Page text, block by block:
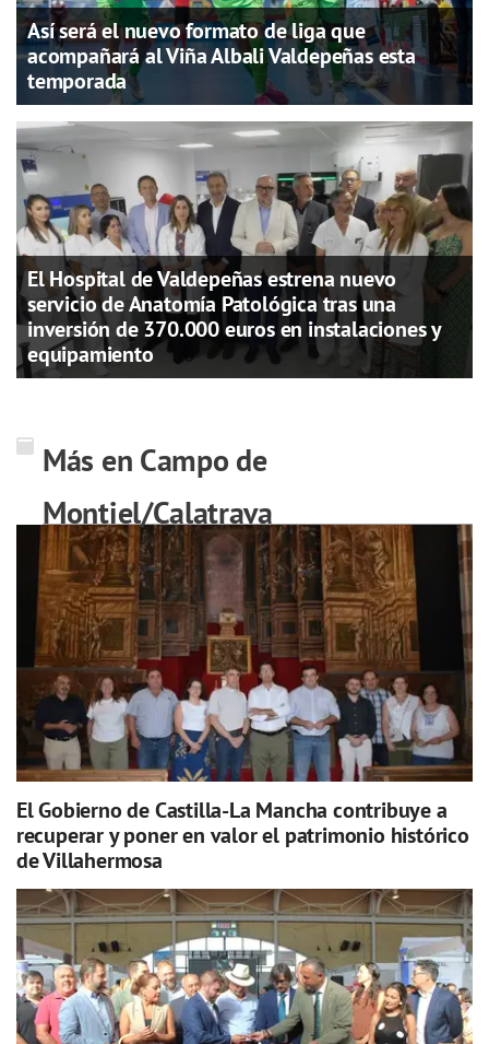
Así será el nuevo formato de liga que
acompañará al Viña Albali Valdepeñas esta
temporada
El Hospital de Valdepeñas estrena nuevo
servicio de Anatomía Patológica tras una
inversión de 370.000 euros en instalaciones y
equipamiento
Más en Campo de
Montiel/Calatrava
El Gobierno de Castilla-La Mancha contribuye a
recuperar y poner en valor el patrimonio histórico
de Villahermosa